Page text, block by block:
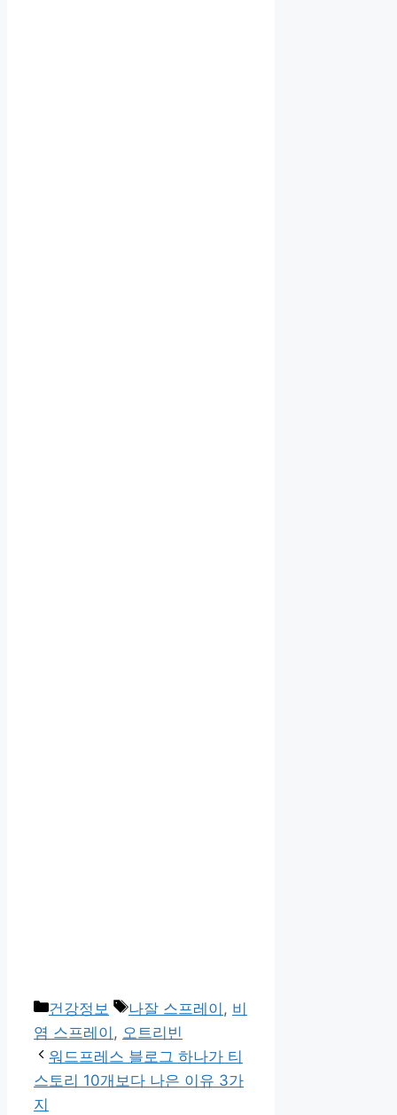
카
테
고
리
건강정보
태
그
나잘 스프레이 , 비
염 스프레이 , 오트리빈
워드프레스 블로그 하나가 티
스토리 10개보다 나은 이유 3가
지